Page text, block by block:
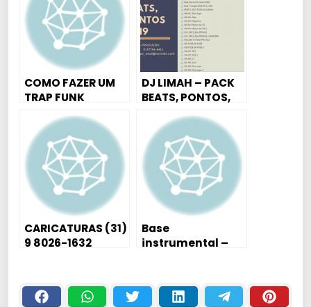
COMO FAZER UM
TRAP FUNK
DJ LIMAH – PACK
BEATS, PONTOS,
CARICATURAS (31)
9 8026-1632
Base
instrumental –